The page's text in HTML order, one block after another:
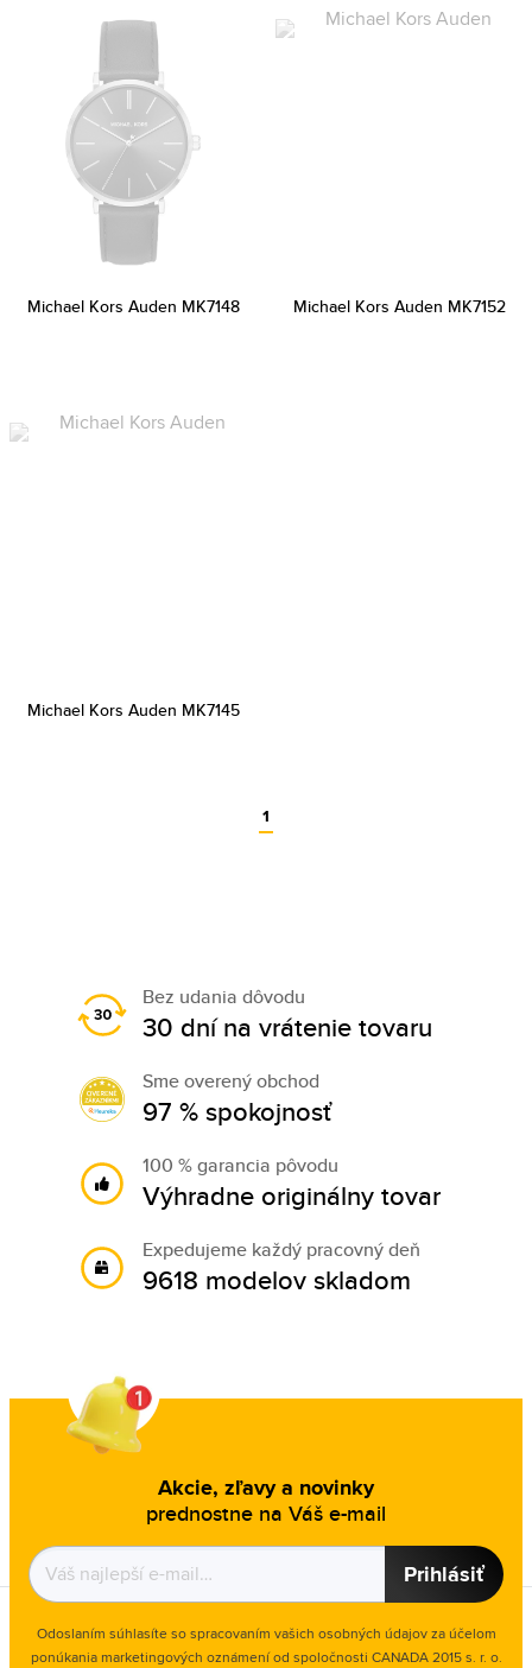
Michael Kors Auden MK7148 Michael Kors Auden MK7152
Michael Kors Auden MK7145
1
Bez udania dôvodu
30 dní na vrátenie tovaru
Sme overený obchod
97 % spokojnosť
100 % garancia pôvodu
Výhradne originálny tovar
Expedujeme každý pracovný deň
9618 modelov skladom
Akcie, zľavy a novinky
prednostne na Váš e-mail
Prihlásiť
Odoslaním súhlasíte so spracovaním vašich osobných údajov za účelom
ponúkania marketingových oznámení od spoločnosti CANADA 2015 s. r. o.